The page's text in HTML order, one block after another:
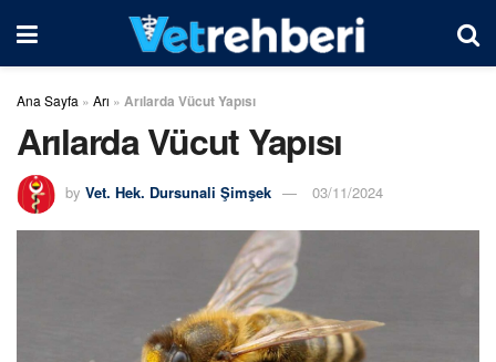
Ana Sayfa » Arı » Arılarda Vücut Yapısı
Arılarda Vücut Yapısı
by Vet. Hek. Dursunali Şimşek 03/11/2024